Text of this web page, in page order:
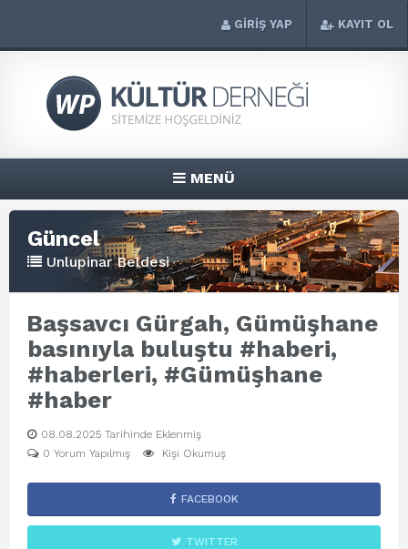
GİRİŞ YAP KAYIT OL
MENÜ
Güncel
Unlupinar Beldesi
Başsavcı Gürgah, Gümüşhane
basınıyla buluştu #haberi,
#haberleri, #Gümüşhane
#haber
08.08.2025 Tarihinde Eklenmiş
0 Yorum Yapılmış
Kişi Okumuş
FACEBOOK
TWITTER